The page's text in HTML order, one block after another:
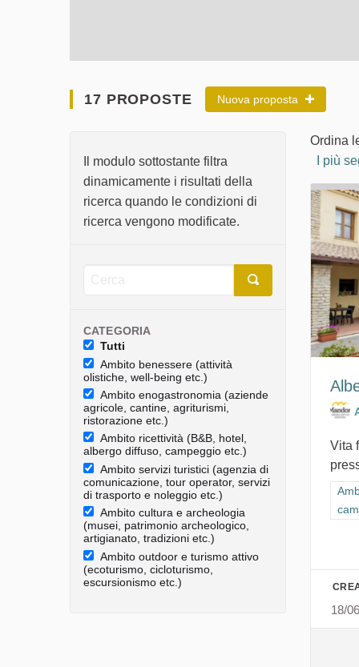
17 PROPOSTE Nuova proposta
Il modulo sottostante filtra
dinamicamente i risultati della
ricerca quando le condizioni di
ricerca vengono modificate.
CATEGORIA
Tutti
Ambito benessere (attività
olistiche, well-being etc.)
Ambito enogastronomia (aziende
agricole, cantine, agriturismi,
ristorazione etc.)
Ambito ricettività (B&B, hotel,
albergo diffuso, campeggio etc.)
Ambito servizi turistici (agenzia di
comunicazione, tour operator, servizi
di trasporto e noleggio etc.)
Ambito cultura e archeologia
(musei, patrimonio archeologico,
artigianato, tradizioni etc.)
Ambito outdoor e turismo attivo
(ecoturismo, cicloturismo,
escursionismo etc.)
Ordina
I più
Vita
18/